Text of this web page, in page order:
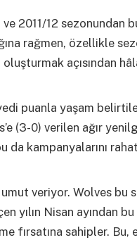
2011/12 sezonundan
rağmen, özellikle
açısından
puanla yaşam
(3-0) verilen ağır
da kampanyalarını
umut veriyor. Wolves bu
yılın Nisan ayından
fırsatına sahipler. Bu,